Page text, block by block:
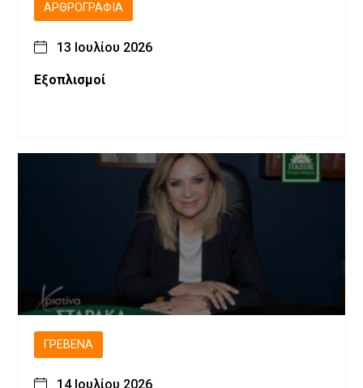
ΑΡΘΡΟΓΡΑΦΊΑ
13 Ιουλίου 2026
Εξοπλισμοί
ΓΡΕΒΕΝΆ
14 Ιουλίου 2026